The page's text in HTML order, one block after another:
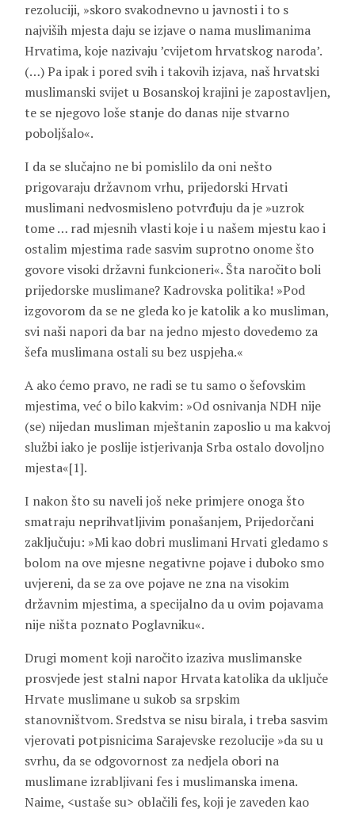
rezoluciji, »skoro svakodnevno u javnosti i to s
najviših mjesta daju se izjave o nama muslimanima
Hrvatima, koje nazivaju ’cvijetom hrvatskog naroda’.
(…) Pa ipak i pored svih i takovih izjava, naš hrvatski
muslimanski svijet u Bosanskoj krajini je zapostavljen,
te se njegovo loše stanje do danas nije stvarno
poboljšalo«.
I da se slučajno ne bi pomislilo da oni nešto
prigovaraju državnom vrhu, prijedorski Hrvati
muslimani nedvosmisleno potvrđuju da je »uzrok
tome … rad mjesnih vlasti koje i u našem mjestu kao i
ostalim mjestima rade sasvim suprotno onome što
govore visoki državni funkcioneri«. Šta naročito boli
prijedorske muslimane? Kadrovska politika! »Pod
izgovorom da se ne gleda ko je katolik a ko musliman,
svi naši napori da bar na jedno mjesto dovedemo za
šefa muslimana ostali su bez uspjeha.«
A ako ćemo pravo, ne radi se tu samo o šefovskim
mjestima, već o bilo kakvim: »Od osnivanja NDH nije
(se) nijedan musliman mještanin zaposlio u ma kakvoj
službi iako je poslije istjerivanja Srba ostalo dovoljno
mjesta«[1].
I nakon što su naveli još neke primjere onoga što
smatraju neprihvatljivim ponašanjem, Prijedorčani
zaključuju: »Mi kao dobri muslimani Hrvati gledamo s
bolom na ove mjesne negativne pojave i duboko smo
uvjereni, da se za ove pojave ne zna na visokim
državnim mjestima, a specijalno da u ovim pojavama
nije ništa poznato Poglavniku«.
Drugi moment koji naročito izaziva muslimanske
prosvjede jest stalni napor Hrvata katolika da uključe
Hrvate muslimane u sukob sa srpskim
stanovništvom. Sredstva se nisu birala, i treba sasvim
vjerovati potpisnicima Sarajevske rezolucije »da su u
svrhu, da se odgovornost za nedjela obori na
muslimane izrabljivani fes i muslimanska imena.
Naime, <ustaše su> oblačili fes, koji je zaveden kao